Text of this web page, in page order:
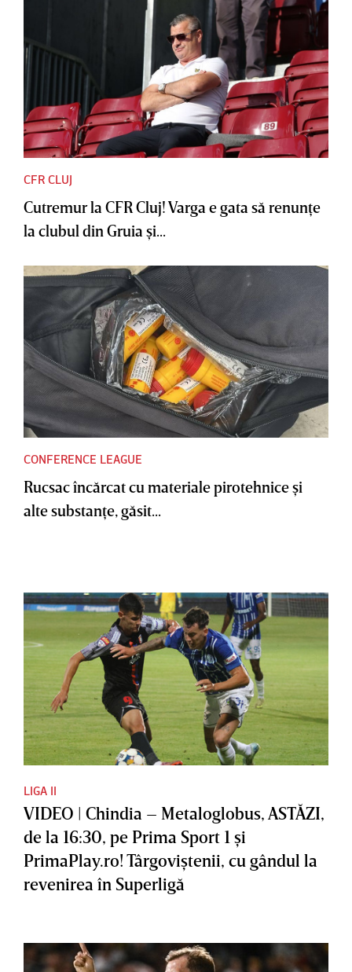
CFR CLUJ
Cutremur la CFR Cluj! Varga e gata să renunţe
la clubul din Gruia şi...
CONFERENCE LEAGUE
Rucsac încărcat cu materiale pirotehnice şi
alte substanţe, găsit...
LIGA II
VIDEO | Chindia – Metaloglobus, ASTĂZI,
de la 16:30, pe Prima Sport 1 şi
PrimaPlay.ro! Târgoviştenii, cu gândul la
revenirea în Superligă